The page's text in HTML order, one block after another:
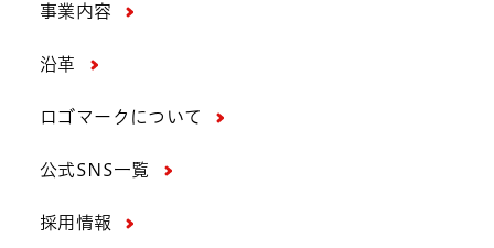
事業内容
沿革
ロゴマークについて
公式SNS一覧
採用情報